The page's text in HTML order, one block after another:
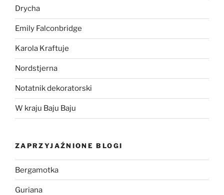
Drycha
Emily Falconbridge
Karola Kraftuje
Nordstjerna
Notatnik dekoratorski
W kraju Baju Baju
ZAPRZYJAŹNIONE BLOGI
Bergamotka
Guriana